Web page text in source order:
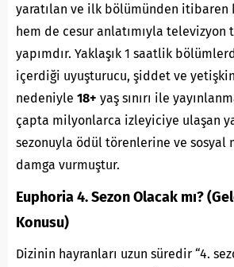
yaratılan ve ilk bölümünden itibaren
hem de cesur anlatımıyla
yapımdır. Yaklaşık 1 saatlik
içerdiği uyuşturucu, şiddet ve
nedeniyle 18+ yaş sınırı ile
çapta milyonlarca izleyiciye ulaşan
sezonuyla ödül törenlerine ve sosyal
damga vurmuştur.
Euphoria 4. Sezon Olacak mı?
Konusu)
Dizinin hayranları uzun süredir “4.